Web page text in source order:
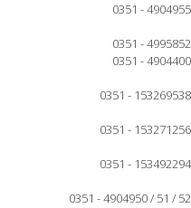
0351 - 4904955
0351 - 4995852
0351 - 4904400
0351 - 153269538
0351 - 153271256
0351 - 153492294
0351 - 4904950 / 51 / 52